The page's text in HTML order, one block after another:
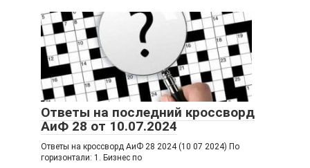
Ответы на последний кроссворд
АиФ 28 от 10.07.2024
Ответы на кроссворд АиФ 28 2024 (10 07 2024) По
горизонтали: 1. Бизнес по